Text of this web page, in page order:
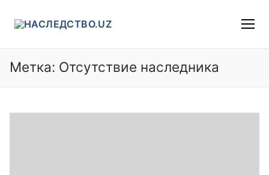
Метка: Отсутствие наследника